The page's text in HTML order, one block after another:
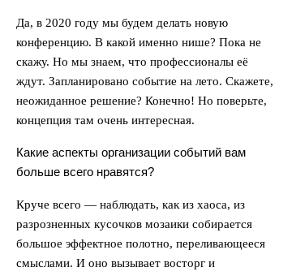
Да, в 2020 году мы будем делать новую
конференцию. В какой именно нише? Пока не
скажу. Но мы знаем, что профессионалы её
ждут. Запланировано событие на лето. Скажете,
неожиданное решение? Конечно! Но поверьте,
концепция там очень интересная.
Какие аспекты организации событий вам
больше всего нравятся?
Круче всего — наблюдать, как из хаоса, из
разрозненных кусочков мозаики собирается
большое эффектное полотно, переливающееся
смыслами. И оно вызывает восторг и